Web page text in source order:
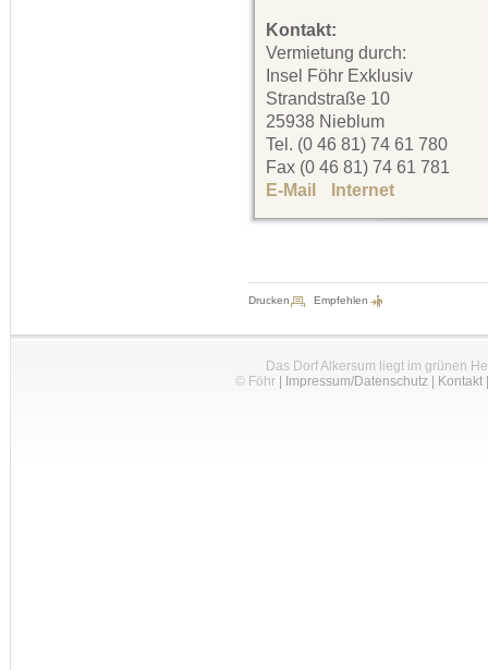
Kontakt:
Vermietung durch:
Insel Föhr Exklusiv
Strandstraße 10
25938 Nieblum
Tel. (0 46 81) 74 61 780
Fax (0 46 81) 74 61 781
E-Mail
Internet
Drucken Empfehlen
Das Dorf Alkersum liegt im grünen
© Föhr| Impressum/Datenschutz| Kontakt